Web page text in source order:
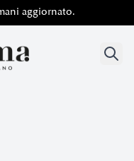
aggiornato.
aggiornato.